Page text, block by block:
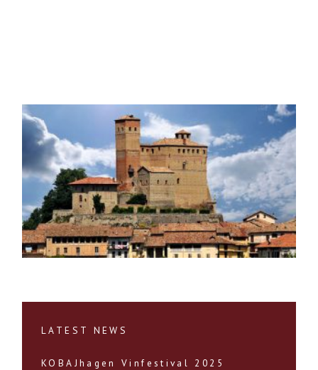
LATEST NEWS
KOBAJhagen Vinfestival 2025